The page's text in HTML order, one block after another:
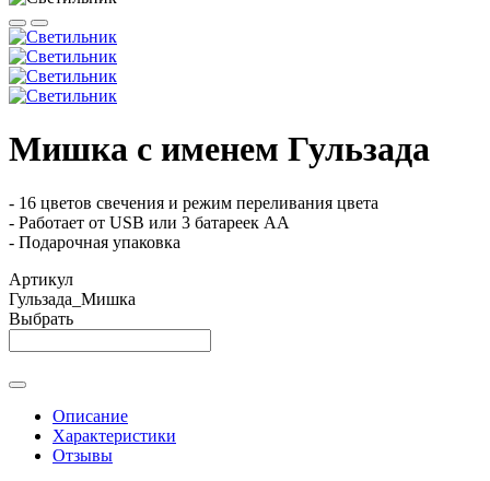
Мишка с именем Гульзада
- 16 цветов свечения и режим переливания цвета
- Работает от USB или 3 батареек АА
- Подарочная упаковка
Артикул
Гульзада_Мишка
Выбрать
Описание
Характеристики
Отзывы